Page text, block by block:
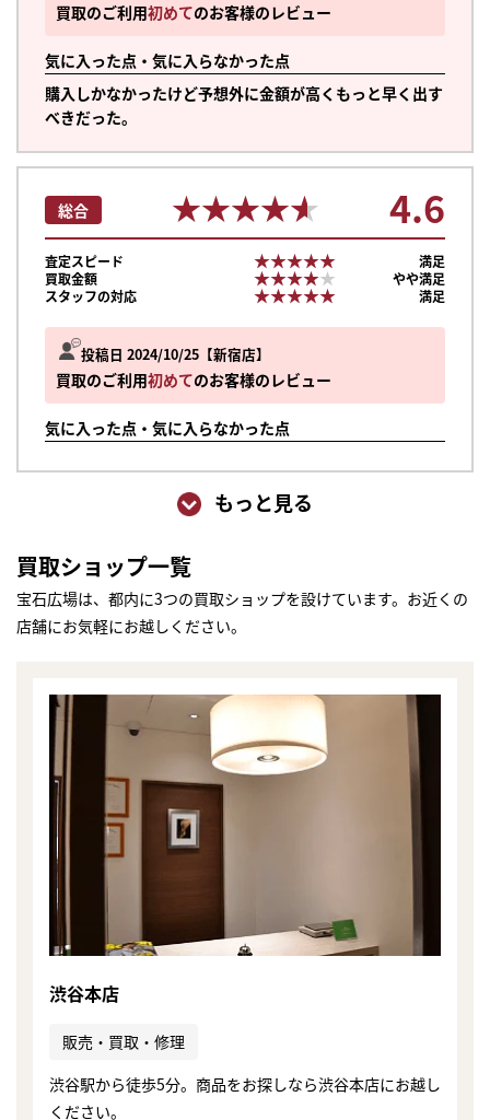
買取のご利用初めてのお客様のレビュー
気に入った点・気に入らなかった点
購入しかなかったけど予想外に金額が高くもっと早く出す
べきだった。
投稿日 2024/10/25 新宿店
買取のご利用初めてのお客様のレビュー
気に入った点・気に入らなかった点
総合 ★★★★★
★★★★★ 4.6
査定スピード ★★★★★
★★★★★
満足
買取金額
★★★★★
★★★★★
やや満足
スタッフの対応
★★★★★
★★★★★ 満足
もっと見る
買取ショップ一覧
宝石広場は、都内に3つの買取ショップを設けています。お近くの
店舗にお気軽にお越しください。
渋谷本店
販売・買取・修理
渋谷駅から徒歩5分。商品をお探しなら渋谷本店にお越し
ください。
かんたん30秒でお試し査定